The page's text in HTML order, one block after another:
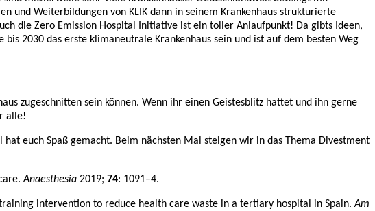
und Weiterbildungen von KLIK dann in seinem Krankenhaus strukturierte
die Zero Emission Hospital Initiative ist ein toller Anlaufpunkt! Da gibts Ideen,
2030 das erste klimaneutrale Krankenhaus sein und ist auf dem besten Weg
zugeschnitten sein können. Wenn ihr einen Geistesblitz hattet und ihn gerne
alle!
euch Spaß gemacht. Beim nächsten Mal steigen wir in das Thema Divestment
Anaesthesia 2019; 74: 1091–4.
intervention to reduce health care waste in a tertiary hospital in Spain.Am